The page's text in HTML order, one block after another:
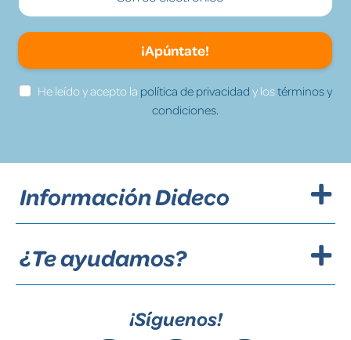
¡Apúntate!
He leído y acepto la política de privacidad y lostérminos y
condiciones.
Información Dideco
¿Te ayudamos?
¡Síguenos!